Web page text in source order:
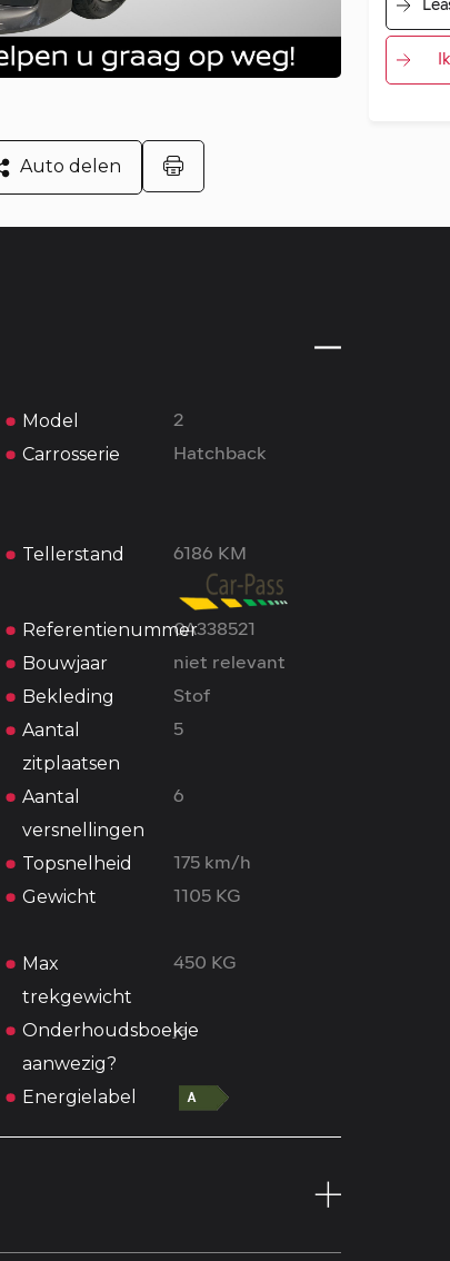
Auto delen
Model 2
Carrosserie Hatchback
Tellerstand 6186 KM
Referentienummer0A338521
Bouwjaar niet relevant
Bekleding Stof
Aantal
zitplaatsen
5
Aantal
versnellingen
6
Topsnelheid 175 km/h
Gewicht 1105 KG
Max
trekgewicht
450 KG
Onderhoudsboekje
aanwezig?
ja
Energielabel